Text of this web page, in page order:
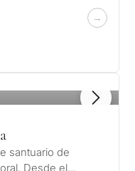
santuario de
Desde el